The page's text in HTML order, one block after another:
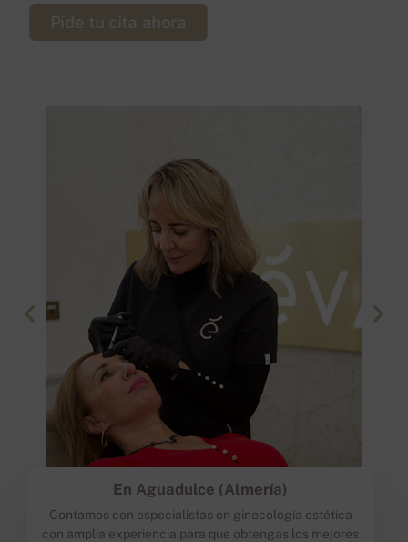
Pide tu cita ahora
En Aguadulce (Almería)
Contamos con especialistas en ginecología estética
con amplia experiencia para que obtengas los mejores